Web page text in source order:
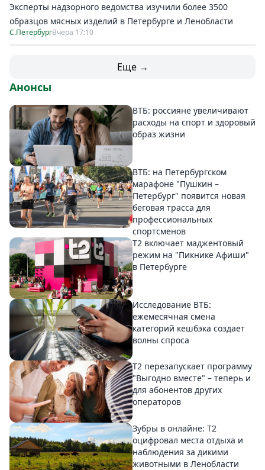
Эксперты надзорного ведомства изучили более 3500
образцов мясных изделий в Петербурге и Ленобласти
С.ПетербургВчера 17:10
Еще →
Анонсы
ВТБ: россияне увеличивают
расходы на спорт и здоровый
образ жизни
ВТБ: на Петербургском
марафоне "Пушкин –
Петербург" появится новая
беговая трасса для
профессиональных
спортсменов
Т2 включает маджентовый
режим на "Пикнике Афиши"
в Петербурге
Исследование ВТБ:
ежемесячная смена
категорий кешбэка создает
волны спроса
Т2 перезапускает программу
"Выгодно вместе" – теперь и
для абонентов других
операторов
Зубры в онлайне: Т2
оцифровал места отдыха и
наблюдения за дикими
животными в Ленобласти